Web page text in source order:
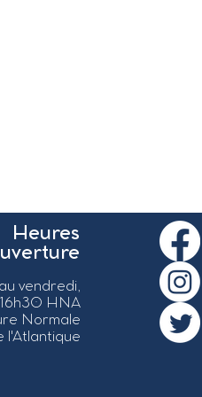
Heures
vendredi,
HNA
Normale
l'Atlantique